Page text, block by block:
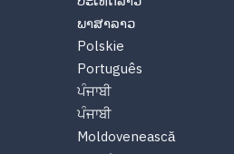
ພາສາລາວ
Polskie
Português
ਪੰਜਾਬੀ
ਪੰਜਾਬੀ
Moldovenească